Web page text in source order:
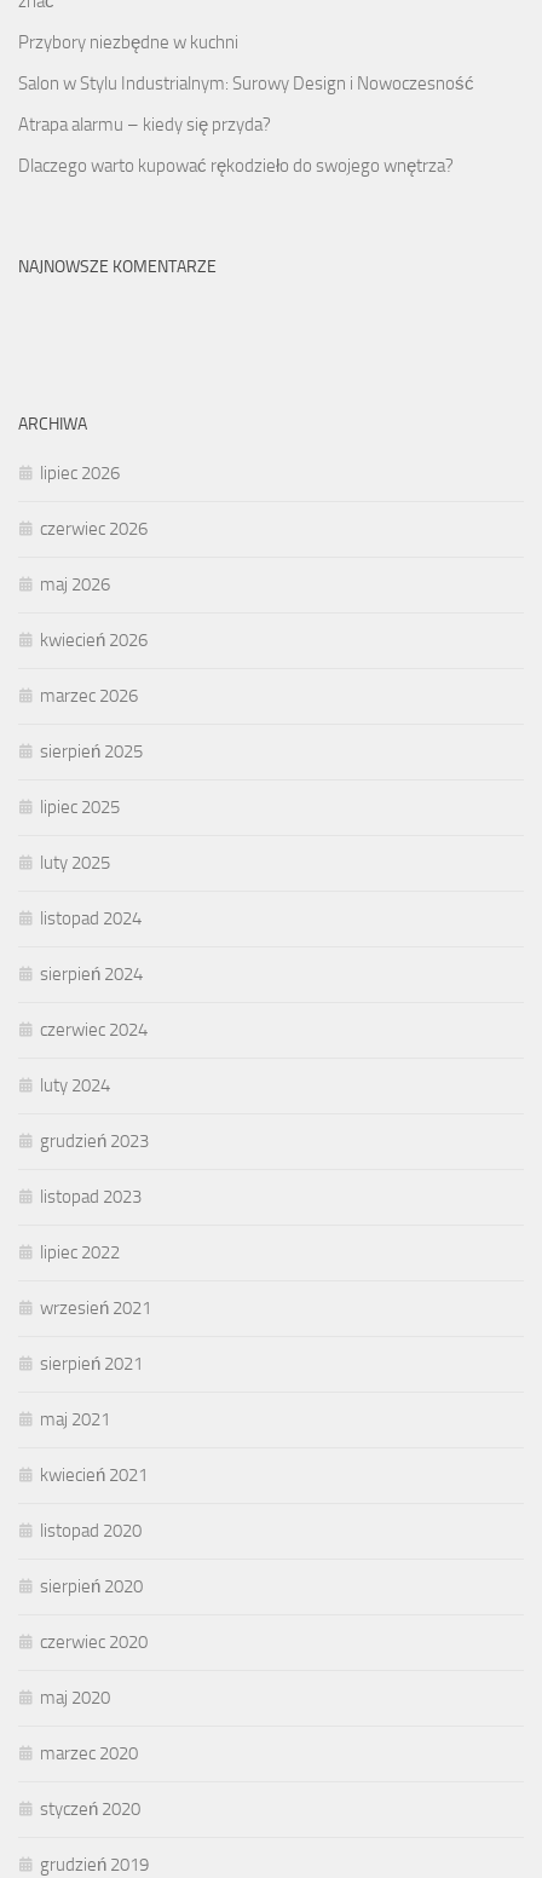
Przybory niezbędne w kuchni
Salon w Stylu Industrialnym: Surowy Design i Nowoczesność
Atrapa alarmu – kiedy się przyda?
Dlaczego warto kupować rękodzieło do swojego wnętrza?
NAJNOWSZE KOMENTARZE
ARCHIWA
lipiec 2026
czerwiec 2026
maj 2026
kwiecień 2026
marzec 2026
sierpień 2025
lipiec 2025
luty 2025
listopad 2024
sierpień 2024
czerwiec 2024
luty 2024
grudzień 2023
listopad 2023
lipiec 2022
wrzesień 2021
sierpień 2021
maj 2021
kwiecień 2021
listopad 2020
sierpień 2020
czerwiec 2020
maj 2020
marzec 2020
styczeń 2020
grudzień 2019